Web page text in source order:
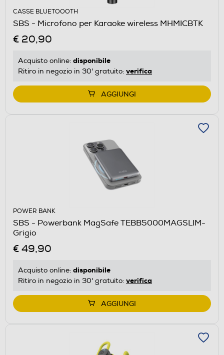
CASSE BLUETOOOTH
SBS - Microfono per Karaoke wireless MHMICBTK
€ 20,90
Acquisto online: disponibile
Ritiro in negozio in 30' gratuito: verifica
AGGIUNGI
POWER BANK
SBS - Powerbank MagSafe TEBB5000MAGSLIM-
Grigio
€ 49,90
Acquisto online: disponibile
Ritiro in negozio in 30' gratuito: verifica
AGGIUNGI